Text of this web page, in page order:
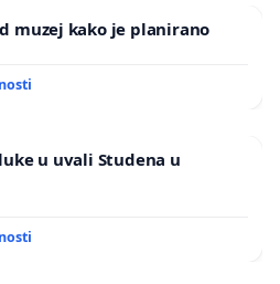
muzej kako je planirano
u uvali Studena u